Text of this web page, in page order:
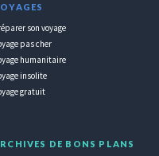
son voyage
pas cher
humanitaire
insolite
gratuit
DE BONS PLANS